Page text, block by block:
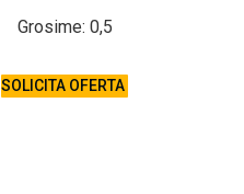
Grosime: 0,5
SOLICITA OFERTA